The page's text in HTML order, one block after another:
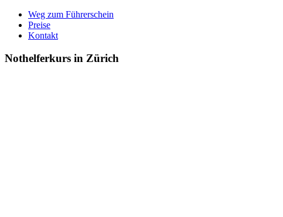
Weg zum Führerschein
Preise
Kontakt
Nothelferkurs in Zürich